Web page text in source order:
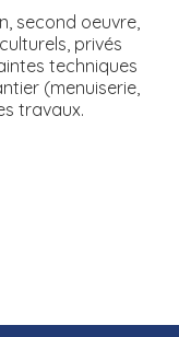
second oeuvre,
privés
techniques
(menuiserie,
travaux.